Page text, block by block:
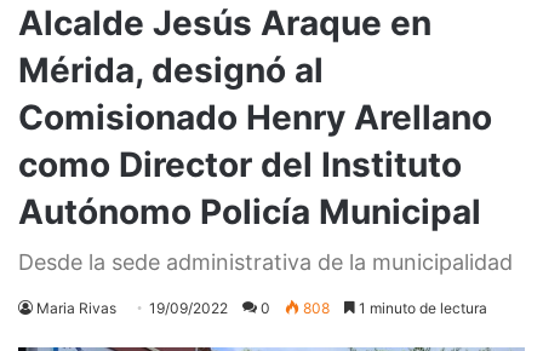
Alcalde Jesús Araque en
Mérida, designó al
Comisionado Henry Arellano
como Director del Instituto
Autónomo Policía Municipal
Desde la sede administrativa de la municipalidad
Maria Rivas 19/09/2022 0 808 1 minuto de lectura